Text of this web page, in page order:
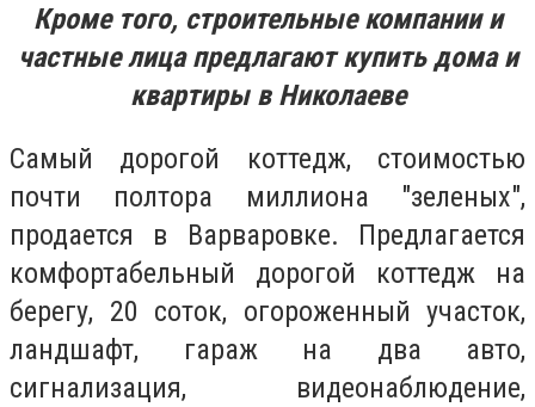
Кроме того, строительные компании и
частные лица предлагают купить дома и
квартиры в Николаеве
Самый дорогой коттедж, стоимостью
почти полтора миллиона "зеленых",
продается в Варваровке. Предлагается
комфортабельный дорогой коттедж на
берегу, 20 соток, огороженный участок,
ландшафт, гараж на два авто,
сигнализация, видеонаблюдение,